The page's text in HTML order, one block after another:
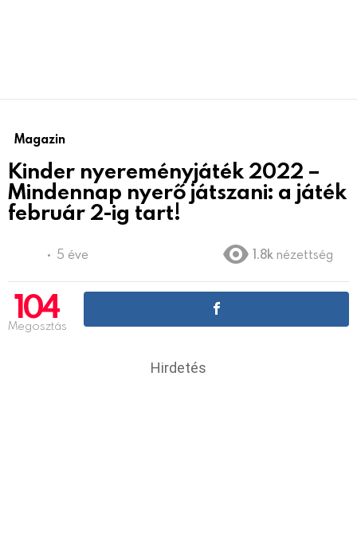
Magazin
Kinder nyereményjáték 2022 –
Mindennap nyerő játszani: a játék
február 2-ig tart!
5 éve 1.8k nézettség
104
Megosztás
Hirdetés